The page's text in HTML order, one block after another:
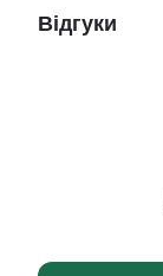
Відгуки